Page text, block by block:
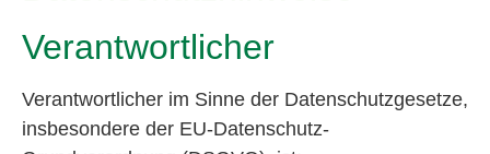
Verantwortlicher
Verantwortlicher im Sinne der Datenschutzgesetze,
insbesondere der EU-Datenschutz-